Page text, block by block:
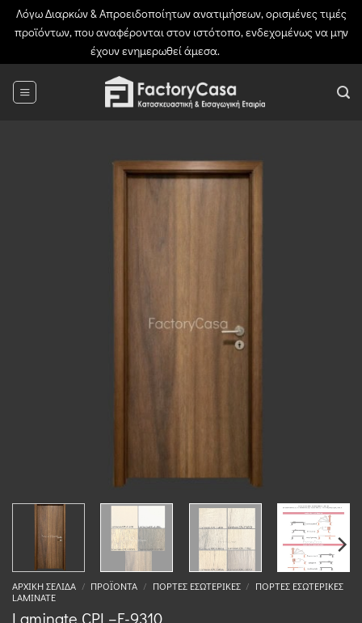
Λόγω Διαρκών & Απροειδοποίητων ανατιμήσεων, ορισμένες τιμές
προϊόντων, που αναφέρονται στον ιστότοπο, ενδεχομένως να μην
έχουν ενημερωθεί άμεσα.
ΑΡΧΙΚΉ ΣΕΛΊΔΑ / ΠΡΟΪΌΝΤΑ / ΠΌΡΤΕΣ ΕΣΩΤΕΡΙΚΈΣ / ΠΌΡΤΕΣ ΕΣΩΤΕΡΙΚΈΣ
LAMINATE
Laminate CPL–F-9310